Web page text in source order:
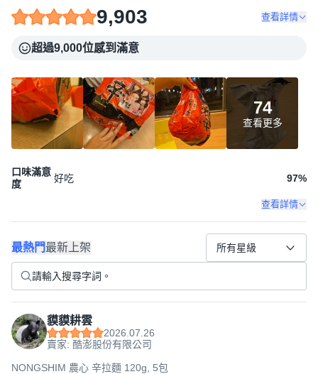
9,903 查看詳情
超過9,000位感到滿意
74
查看更多
口味滿意
度
好吃 97%
查看詳情
最熱門最新上架 所有星級
貘貘耕雲
2026.07.26
賣家: 酷澎股份有限公司
NONGSHIM 農心 辛拉麵 120g, 5包